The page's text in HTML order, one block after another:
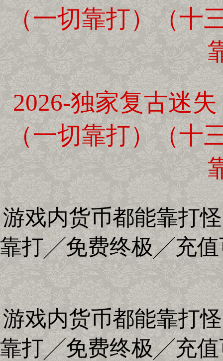
（一切靠打）（十
2026-独家复古迷
（一切靠打）（十
游戏内货币都能靠打
靠打╱免费终极╱充值
游戏内货币都能靠打
靠打╱免费终极╱充值